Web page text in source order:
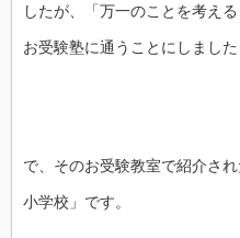
したが、「万一のことを考え
お受験塾に通うことにしました
で、そのお受験教室で紹介さ
小学校」です。